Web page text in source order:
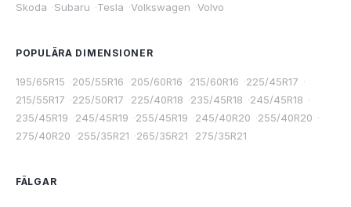
Skoda ·Subaru ·Tesla ·Volkswagen ·Volvo
POPULÄRA DIMENSIONER
195/65R15 ·205/55R16 ·205/60R16 ·215/60R16 ·225/45R17 ·
215/55R17 ·225/50R17 ·225/40R18 ·235/45R18 ·245/45R18 ·
235/45R19 ·245/45R19 ·255/45R19 ·245/40R20 ·255/40R20 ·
275/40R20 ·255/35R21 ·265/35R21 ·275/35R21
FÄLGAR